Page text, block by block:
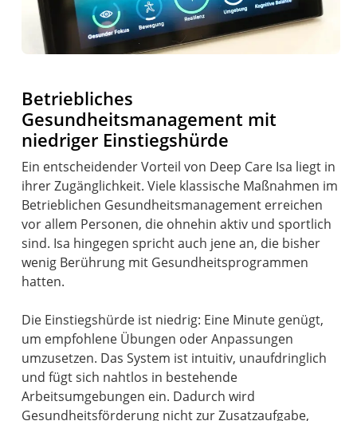
Betriebliches
Gesundheitsmanagement mit
niedriger Einstiegshürde
Ein entscheidender Vorteil von Deep Care Isa liegt in
ihrer Zugänglichkeit. Viele klassische Maßnahmen im
Betrieblichen Gesundheitsmanagement erreichen
vor allem Personen, die ohnehin aktiv und sportlich
sind. Isa hingegen spricht auch jene an, die bisher
wenig Berührung mit Gesundheitsprogrammen
hatten.
Die Einstiegshürde ist niedrig: Eine Minute genügt,
um empfohlene Übungen oder Anpassungen
umzusetzen. Das System ist intuitiv, unaufdringlich
und fügt sich nahtlos in bestehende
Arbeitsumgebungen ein. Dadurch wird
Gesundheitsförderung nicht zur Zusatzaufgabe,